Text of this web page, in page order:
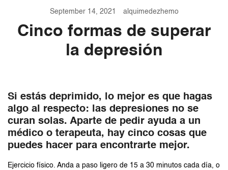
September 14, 2021 alquimedezhemo
Cinco formas de superar
la depresión
Si estás deprimido, lo mejor es que hagas
algo al respecto: las depresiones no se
curan solas. Aparte de pedir ayuda a un
médico o terapeuta, hay cinco cosas que
puedes hacer para encontrarte mejor.
Ejercicio físico. Anda a paso ligero de 15 a 30 minutos cada día, o